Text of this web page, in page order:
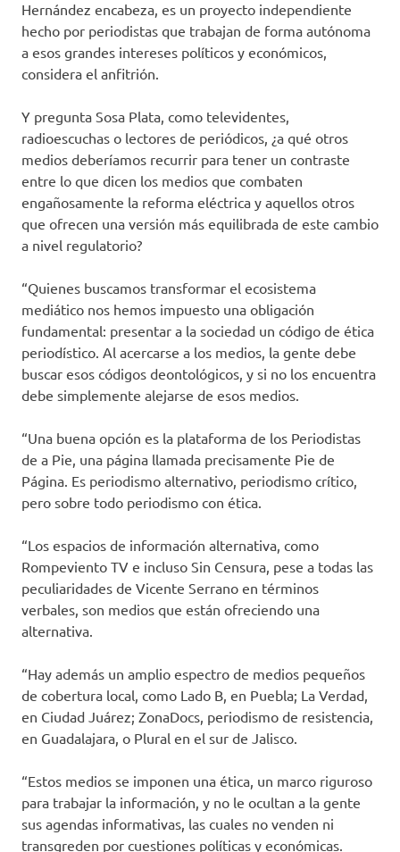
Hernández encabeza, es un proyecto independiente
hecho por periodistas que trabajan de forma autónoma
a esos grandes intereses políticos y económicos,
considera el anfitrión.
Y pregunta Sosa Plata, como televidentes,
radioescuchas o lectores de periódicos, ¿a qué otros
medios deberíamos recurrir para tener un contraste
entre lo que dicen los medios que combaten
engañosamente la reforma eléctrica y aquellos otros
que ofrecen una versión más equilibrada de este cambio
a nivel regulatorio?
“Quienes buscamos transformar el ecosistema
mediático nos hemos impuesto una obligación
fundamental: presentar a la sociedad un código de ética
periodístico. Al acercarse a los medios, la gente debe
buscar esos códigos deontológicos, y si no los encuentra
debe simplemente alejarse de esos medios.
“Una buena opción es la plataforma de los Periodistas
de a Pie, una página llamada precisamente Pie de
Página. Es periodismo alternativo, periodismo crítico,
pero sobre todo periodismo con ética.
“Los espacios de información alternativa, como
Rompeviento TV e incluso Sin Censura, pese a todas las
peculiaridades de Vicente Serrano en términos
verbales, son medios que están ofreciendo una
alternativa.
“Hay además un amplio espectro de medios pequeños
de cobertura local, como Lado B, en Puebla; La Verdad,
en Ciudad Juárez; ZonaDocs, periodismo de resistencia,
en Guadalajara, o Plural en el sur de Jalisco.
“Estos medios se imponen una ética, un marco riguroso
para trabajar la información, y no le ocultan a la gente
sus agendas informativas, las cuales no venden ni
transgreden por cuestiones políticas y económicas.